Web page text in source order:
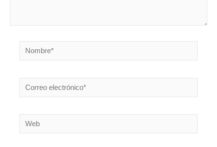
Nombre*
Correo
electrónico*
Web